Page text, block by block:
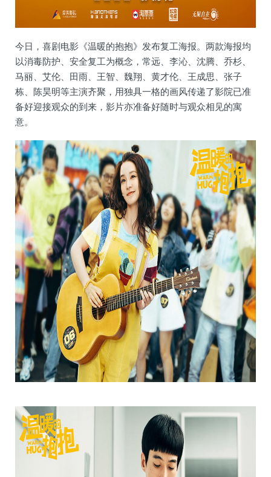
今日，喜剧电影《温暖的抱抱》发布复工海报。两款海报均
以消毒防护、安全复工为概念，常远、李沁、沈腾、乔杉、
马丽、艾伦、田雨、王智、魏翔、黄才伦、王成思、张子
栋、陈昊明等主演齐聚，用独具一格的画风传递了影院已准
备好迎接观众的到来，影片亦准备好随时与观众相见的寓
意。